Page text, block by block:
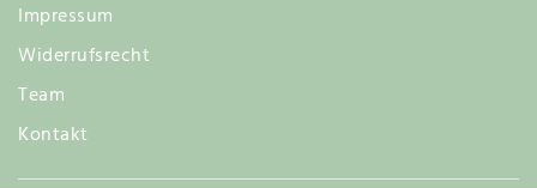
Impressum
Widerrufsrecht
Team
Kontakt